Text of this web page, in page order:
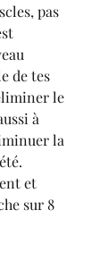
pas
de tes
le
à
la
et
sur 8